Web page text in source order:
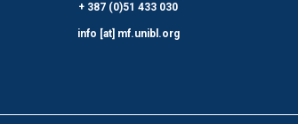
+ 387 (0)51 433 030
info [at] mf.unibl.org